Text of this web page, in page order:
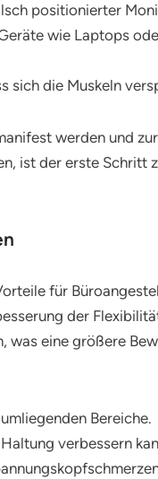
positionierter
wie Laptops
sich die Muskeln
werden und
ist der erste Schritt
für
der
was eine größere
Bereiche.
verbessern